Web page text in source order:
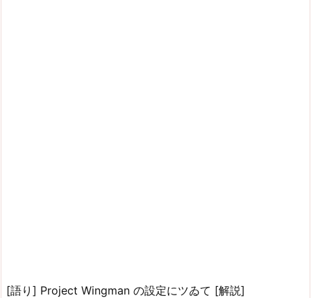
[語り] Project Wingman の設定にツゐて [解説]